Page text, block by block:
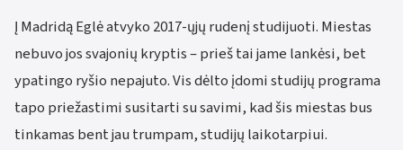
Į Madridą Eglė atvyko 2017-ųjų rudenį studijuoti. Miestas
nebuvo jos svajonių kryptis – prieš tai jame lankėsi, bet
ypatingo ryšio nepajuto. Vis dėlto įdomi studijų programa
tapo priežastimi susitarti su savimi, kad šis miestas bus
tinkamas bent jau trumpam, studijų laikotarpiui.